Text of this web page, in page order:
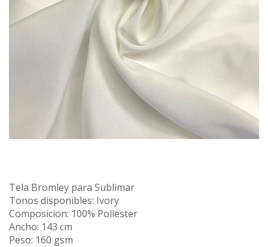
Tela Bromley para Sublimar
Tonos disponibles: Ivory
Composicion: 100% Poliester
Ancho: 143 cm
Peso: 160 gsm